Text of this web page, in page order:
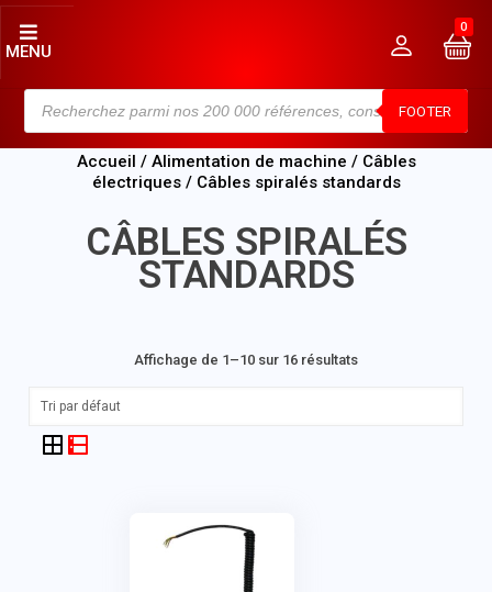
FOOTER
0
MENU
Accueil / Alimentation de machine / Câbles
électriques/ Câbles spiralés standards
CÂBLES SPIRALÉS
STANDARDS
Affichage de 1–10 sur 16 résultats